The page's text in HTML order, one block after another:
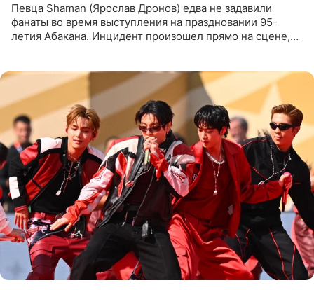
Певца Shaman (Ярослав Дронов) едва не задавили
фанаты во время выступления на праздновании 95-
летия Абакана. Инцидент произошел прямо на сцене,